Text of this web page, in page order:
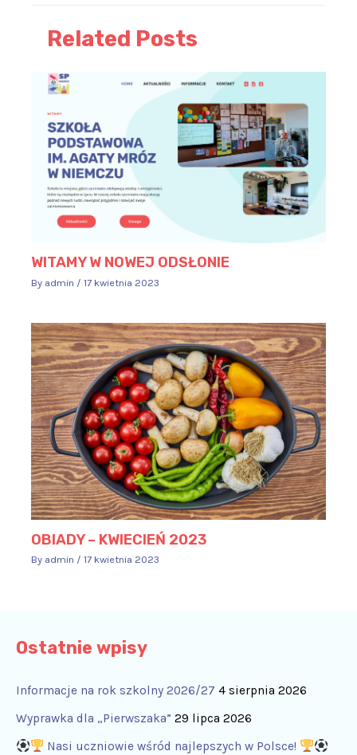
Related Posts
WITAMY W NOWEJ ODSŁONIE
By admin / 17 kwietnia 2023
OBIADY – KWIECIEŃ 2023
By admin / 17 kwietnia 2023
Ostatnie wpisy
Informacje na rok szkolny 2026/27 4 sierpnia 2026
Wyprawka dla „Pierwszaka” 29 lipca 2026
Nasi uczniowie wśród najlepszych w Polsce!